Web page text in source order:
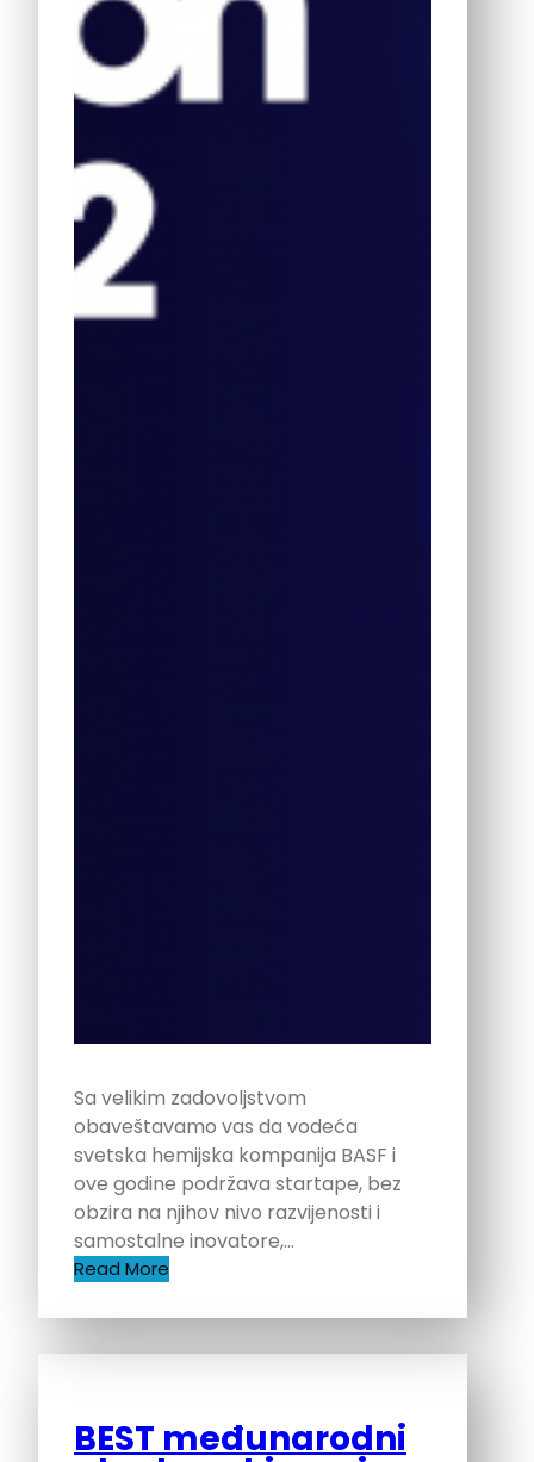
Sa velikim zadovoljstvom
obaveštavamo vas da vodeća
svetska hemijska kompanija BASF i
ove godine podržava startape, bez
obzira na njihov nivo razvijenosti i
samostalne inovatore,…
Read More
BEST međunarodni